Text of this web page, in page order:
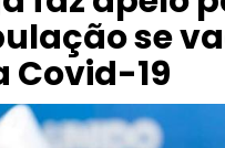
se
Covid-19